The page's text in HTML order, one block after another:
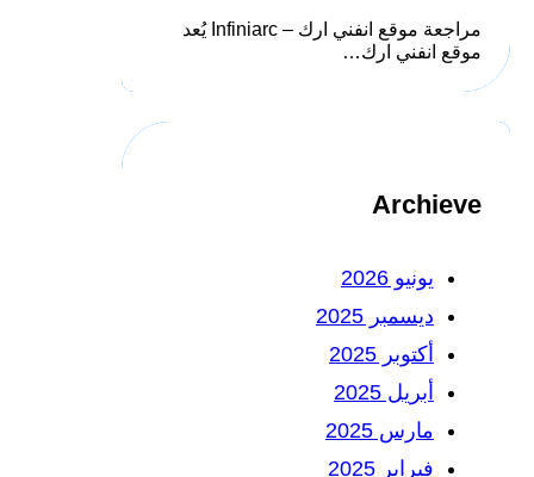
مراجعة موقع انفني ارك – Infiniarc يُعد
موقع انفني ارك…
Archieve
يونيو 2026
ديسمبر 2025
أكتوبر 2025
أبريل 2025
مارس 2025
فبراير 2025